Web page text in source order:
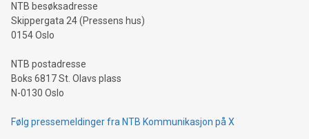
NTB besøksadresse
Skippergata 24 (Pressens hus)
0154 Oslo
NTB postadresse
Boks 6817 St. Olavs plass
N-0130 Oslo
Følg pressemeldinger fra NTB Kommunikasjon på X